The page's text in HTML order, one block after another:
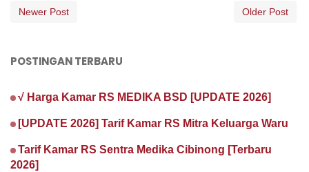
Newer Post Older Post
POSTINGAN TERBARU
√ Harga Kamar RS MEDIKA BSD [UPDATE 2026]
[UPDATE 2026] Tarif Kamar RS Mitra Keluarga Waru
Tarif Kamar RS Sentra Medika Cibinong [Terbaru
2026]